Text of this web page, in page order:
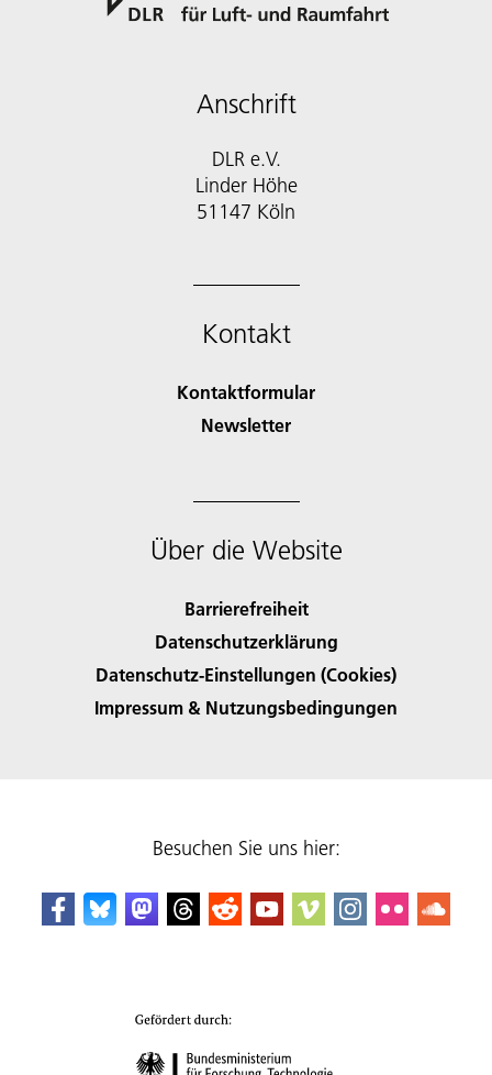
Anschrift
DLR e.V.
Linder Höhe
51147 Köln
Kontakt
Kontaktformular
Newsletter
Über die Website
Barrierefreiheit
Datenschutzerklärung
Datenschutz-Einstellungen (Cookies)
Impressum & Nutzungsbedingungen
Besuchen Sie uns hier: